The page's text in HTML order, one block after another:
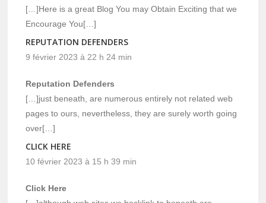
[…]Here is a great Blog You may Obtain Exciting that we
Encourage You[…]
REPUTATION DEFENDERS
9 février 2023 à 22 h 24 min
Reputation Defenders
[…]just beneath, are numerous entirely not related web
pages to ours, nevertheless, they are surely worth going
over[…]
CLICK HERE
10 février 2023 à 15 h 39 min
Click Here